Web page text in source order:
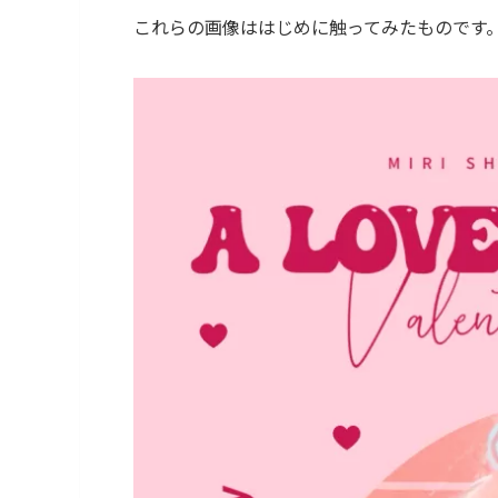
これらの画像ははじめに触ってみたものです